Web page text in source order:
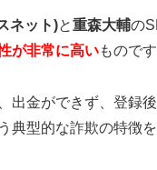
ネット)と重森大輔の
が非常に高いものです
出金ができず、登録
典型的な詐欺の特徴